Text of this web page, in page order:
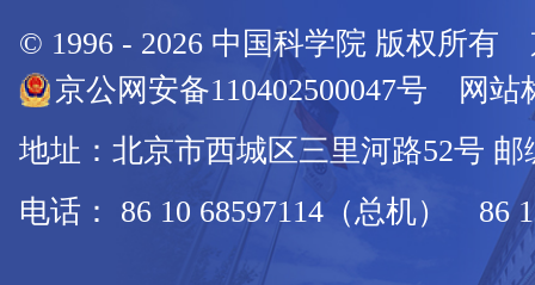
© 1996 - 2026 中国科学院 版权所有
京公网安备110402500047号 网站
地址：北京市西城区三里河路52号 邮
电话： 86 10 68597114（总机） 86